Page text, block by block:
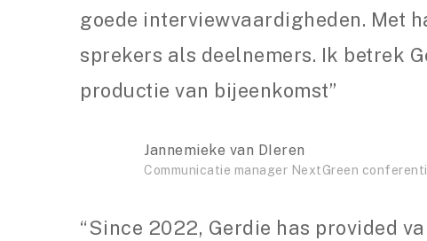
goede interviewvaardigheden. Met
sprekers als deelnemers. Ik betrek
productie van bijeenkomst”
Jannemieke van DIeren
Communicatie manager NextGreen
“Since 2022, Gerdie has provided